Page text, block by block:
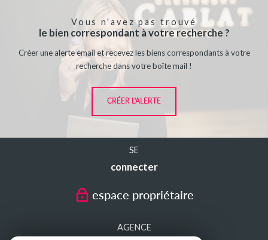
Vous n'avez pas trouvé
le bien correspondant à votre recherche ?
Créer une alerte email et recevez les biens correspondants à votre
recherche dans votre boîte mail !
CRÉER L'ALERTE
SE
connecter
espace propriétaire
AGENCE